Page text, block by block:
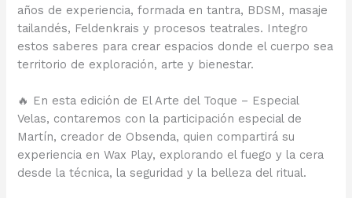
años de experiencia, formada en tantra, BDSM, masaje
tailandés, Feldenkrais y procesos teatrales. Integro
estos saberes para crear espacios donde el cuerpo sea
territorio de exploración, arte y bienestar.
🔥 En esta edición de El Arte del Toque – Especial
Velas, contaremos con la participación especial de
Martín, creador de Obsenda, quien compartirá su
experiencia en Wax Play, explorando el fuego y la cera
desde la técnica, la seguridad y la belleza del ritual.